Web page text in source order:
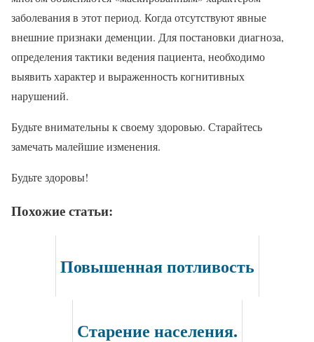
заболевания в этот период. Когда отсутствуют явные
внешние признаки деменции. Для постановки диагноза,
определения тактики ведения пациента, необходимо
выявить характер и выраженность когнитивных
нарушений.
Будьте внимательны к своему здоровью. Старайтесь
замечать малейшие изменения.
Будьте здоровы!
Похожие статьи:
Повышенная потливость
Старение населения.